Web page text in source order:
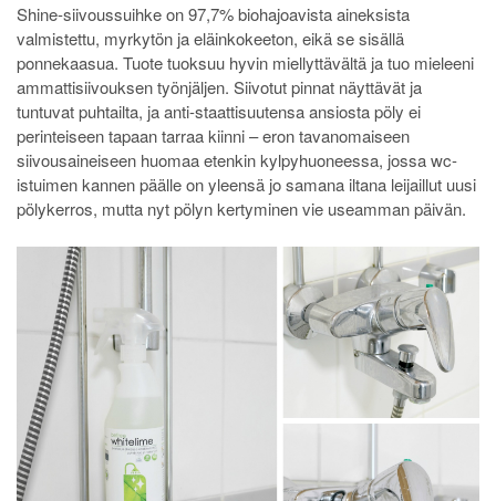
Shine-siivoussuihke on 97,7% biohajoavista aineksista
valmistettu, myrkytön ja eläinkokeeton, eikä se sisällä
ponnekaasua. Tuote tuoksuu hyvin miellyttävältä ja tuo mieleeni
ammattisiivouksen työnjäljen. Siivotut pinnat näyttävät ja
tuntuvat puhtailta, ja anti-staattisuutensa ansiosta pöly ei
perinteiseen tapaan tarraa kiinni – eron tavanomaiseen
siivousaineiseen huomaa etenkin kylpyhuoneessa, jossa wc-
istuimen kannen päälle on yleensä jo samana iltana leijaillut uusi
pölykerros, mutta nyt pölyn kertyminen vie useamman päivän.